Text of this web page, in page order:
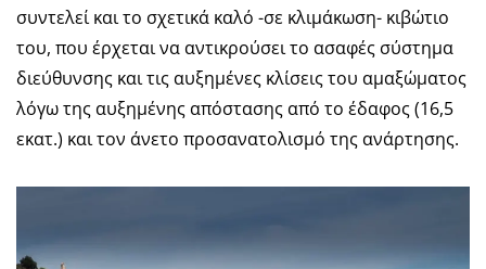
συντελεί και το σχετικά καλό -σε κλιμάκωση- κιβώτιο
του, που έρχεται να αντικρούσει το ασαφές σύστημα
διεύθυνσης και τις αυξημένες κλίσεις του αμαξώματος
λόγω της αυξημένης απόστασης από το έδαφος (16,5
εκατ.) και τον άνετο προσανατολισμό της ανάρτησης.